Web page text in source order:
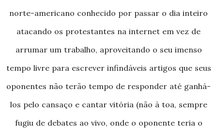
norte-americano conhecido por passar o dia inteiro
atacando os protestantes na internet em vez de
arrumar um trabalho, aproveitando o seu imenso
tempo livre para escrever infindáveis artigos que seus
oponentes não terão tempo de responder até ganhá-
los pelo cansaço e cantar vitória (não à toa, sempre
fugiu de debates ao vivo, onde o oponente teria o